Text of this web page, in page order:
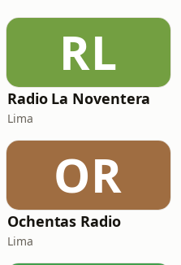
RL
Radio La Noventera
Lima
OR
Ochentas Radio
Lima